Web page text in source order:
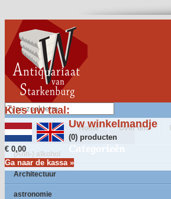
Kies uw taal:
Uw winkelmandje
(0) producten
€ 0,00
Ga naar de kassa »
Home Over ons
Categorieën
(Anti-) alkohol
Architectuur
astronomie